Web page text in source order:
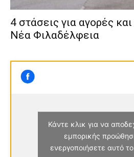
4 στάσεις για αγορές
Νέα Φιλαδέλφεια
Κάντε κλικ για να
εμπορικής
ενεργοποιήσετε αυτό